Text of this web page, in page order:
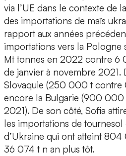
via l’UE dans le contexte de
des importations de maïs
rapport aux années
importations vers la Pologne
Mt tonnes en 2022 contre 6
de janvier à novembre 2021.
Slovaquie (250 000 t contre
encore la Bulgarie (900
2021). De son côté, Sofia
les importations de
d’Ukraine qui ont atteint
36 074 t n an plus tôt.